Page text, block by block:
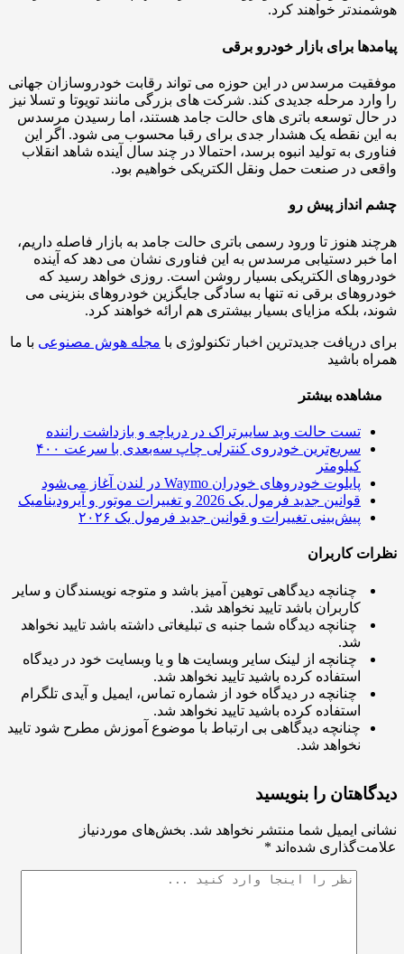
خواهند کرد.
برای بازار خودرو برقی
مرسدس در این حوزه می تواند رقابت خودروسازان جهانی
مرحله جدیدی کند. شرکت های بزرگی مانند تویوتا و تسلا نیز
توسعه باتری های حالت جامد هستند، اما رسیدن مرسدس
نقطه یک هشدار جدی برای رقبا محسوب می شود. اگر این
به تولید انبوه برسد، احتمالا در چند سال آینده شاهد انقلاب
در صنعت حمل ونقل الکتریکی خواهیم بود.
انداز پیش رو
هنوز تا ورود رسمی باتری حالت جامد به بازار فاصله داریم،
خبر دستیابی مرسدس به این فناوری نشان می دهد که آینده
الکتریکی بسیار روشن است. روزی خواهد رسید که
برقی نه تنها به سادگی جایگزین خودروهای بنزینی می
بلکه مزایای بسیار بیشتری هم ارائه خواهند کرد.
دریافت جدیدترین اخبار تکنولوژی با مجله هوش مصنوعیبا ما
باشید
بیشتر
تست حالت وید سایبرتراک در دریاچه و بازداشت راننده
سریع‌ترین خودروی کنترلی چاپ سه‌بعدی با سرعت ۴۰۰
کیلومتر
پایلوت خودروهای خودران Waymo در لندن آغاز می‌شود
قوانین جدید فرمول یک 2026 و تغییرات موتور و آیرودینامیک
پیش‌بینی‌ تغییرات و قوانین جدید فرمول یک ۲۰۲۶
کاربران
چنانچه دیدگاهی توهین آمیز باشد و متوجه نویسندگان و سایر
کاربران باشد تایید نخواهد شد.
چنانچه دیدگاه شما جنبه ی تبلیغاتی داشته باشد تایید نخواهد
چنانچه از لینک سایر وبسایت ها و یا وبسایت خود در دیدگاه
استفاده کرده باشید تایید نخواهد شد.
چنانچه در دیدگاه خود از شماره تماس، ایمیل و آیدی تلگرام
استفاده کرده باشید تایید نخواهد شد.
چنانچه دیدگاهی بی ارتباط با موضوع آموزش مطرح شود تایید
نخواهد شد.
را بنویسید
ایمیل شما منتشر نخواهد شد. بخش‌های موردنیاز
شده‌اند*